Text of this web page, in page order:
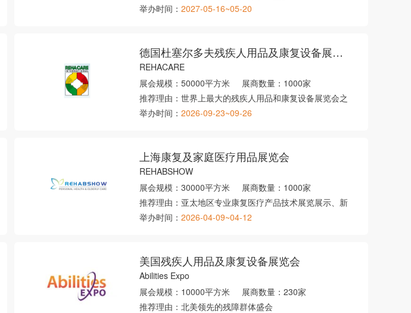
举办时间： 2027-05-16~05-20
德国杜塞尔多夫残疾人用品及康复设备展览会
REHACARE
展会规模： 50000平方米 展商数量： 1000家
推荐理由： 世界上最大的残疾人用品和康复设备展览会之
举办时间： 2026-09-23~09-26
上海康复及家庭医疗用品展览会
REHABSHOW
展会规模： 30000平方米 展商数量： 1000家
推荐理由： 亚太地区专业康复医疗产品技术展览展示、新
举办时间： 2026-04-09~04-12
美国残疾人用品及康复设备展览会
Abilities Expo
展会规模： 10000平方米 展商数量： 230家
推荐理由： 北美领先的残障群体盛会